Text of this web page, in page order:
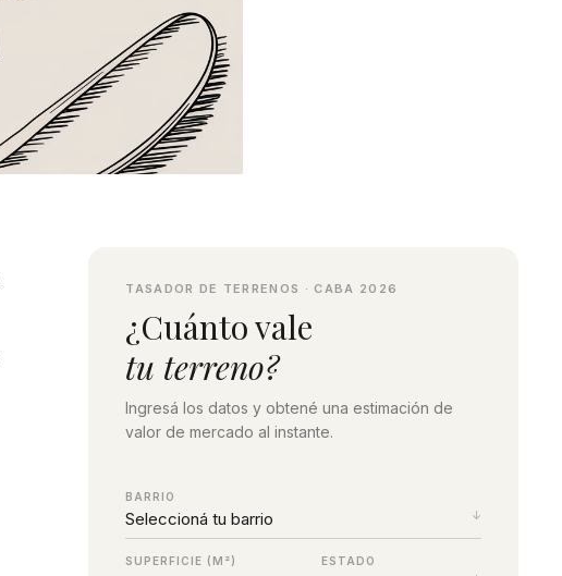
TASADOR DE TERRENOS · CABA 2026
¿Cuánto vale
tu terreno?
Ingresá los datos y obtené una estimación de
valor de mercado al instante.
BARRIO
SUPERFICIE (M²) ESTADO